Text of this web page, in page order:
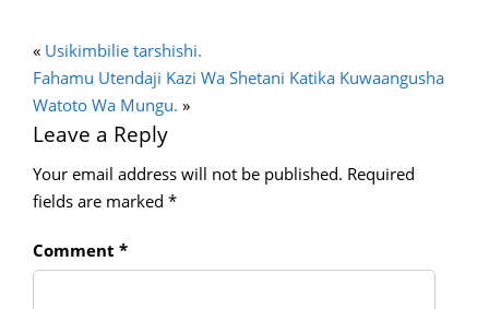
« Usikimbilie tarshishi.
Fahamu Utendaji Kazi Wa Shetani Katika Kuwaangusha
Watoto Wa Mungu. »
Leave a Reply
Your email address will not be published. Required
fields are marked *
Comment *